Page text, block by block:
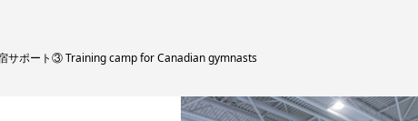
サポート③ Training camp for Canadian gymnasts